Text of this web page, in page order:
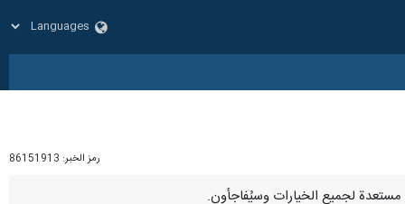
رمز الخبر: 86151913